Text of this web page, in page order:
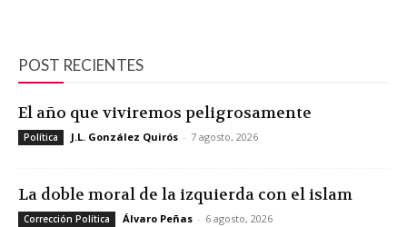
POST RECIENTES
El año que viviremos peligrosamente
Política J.L. González Quirós - 7 agosto, 2026
La doble moral de la izquierda con el islam
Corrección Política Álvaro Peñas - 6 agosto, 2026